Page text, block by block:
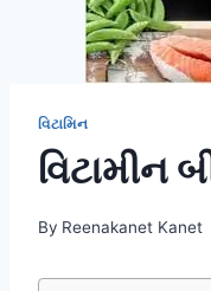
વિટામિન
વિટામીન
By Reenakanet Kanet